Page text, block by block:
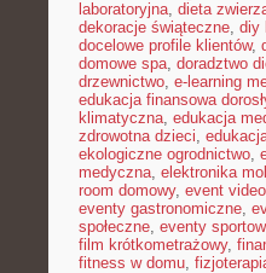
laboratoryjna, dieta
dekoracje świąteczne, diy
docelowe profile klientów,
domowe spa, doradztwo
drzewnictwo, e-learning
edukacja finansowa
klimatyczna, edukacja
zdrowotna dzieci,
ekologiczne ogrodnictwo,
medyczna, elektronika
room domowy, event video
eventy gastronomiczne,
społeczne, eventy
film krótkometrażowy,
fitness w domu,